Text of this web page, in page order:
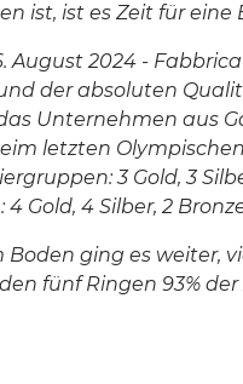
ist, ist es Zeit für
August 2024 -
der absoluten
Unternehmen aus
letzten
3 Gold, 3
Gold, 4 Silber, 2
ging es weiter,
fünf Ringen 93%